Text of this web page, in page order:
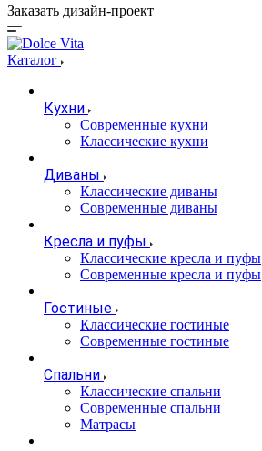
Заказать дизайн-проект
Каталог
Кухни
Современные кухни
Классические кухни
Диваны
Классические диваны
Современные диваны
Кресла и пуфы
Классические кресла и пуфы
Современные кресла и пуфы
Гостиные
Классические гостиные
Современные гостиные
Спальни
Классические спальни
Современные спальни
Матрасы